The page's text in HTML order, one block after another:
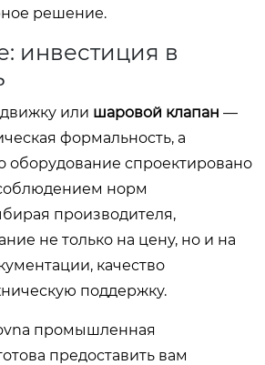
решение.
инвестиция в
или шаровой клапан —
формальность, а
оборудование спроектировано
норм
производителя,
не только на цену, но и на
качество
поддержку.
промышленная
предоставить вам